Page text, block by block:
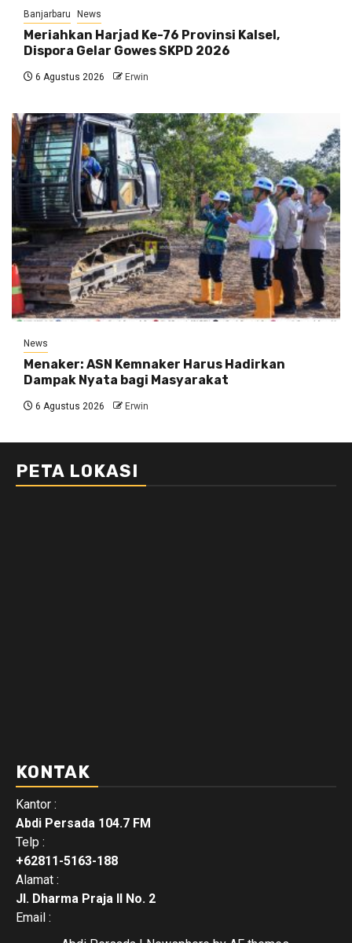
Banjarbaru News
Meriahkan Harjad Ke-76 Provinsi Kalsel,
Dispora Gelar Gowes SKPD 2026
6 Agustus 2026 Erwin
News
Menaker: ASN Kemnaker Harus Hadirkan
Dampak Nyata bagi Masyarakat
6 Agustus 2026 Erwin
PETA LOKASI
KONTAK
Kantor :
Abdi Persada 104.7 FM
Telp :
+62811-5163-188
Alamat :
Jl. Dharma Praja II No. 2
Email :